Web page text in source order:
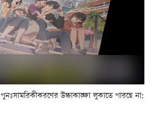
উচ্চাকাঙ্ক্ষা লুকাতে পারছে না: